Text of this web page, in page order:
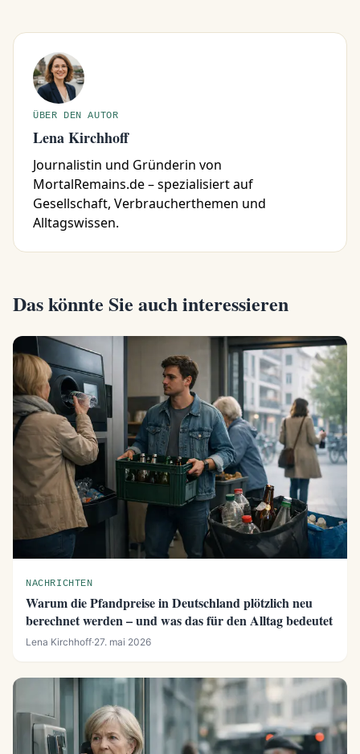
ÜBER DEN AUTOR
Lena Kirchhoff
Journalistin und Gründerin von
MortalRemains.de – spezialisiert auf
Gesellschaft, Verbraucherthemen und
Alltagswissen.
Das könnte Sie auch interessieren
NACHRICHTEN
Warum die Pfandpreise in Deutschland plötzlich neu
berechnet werden – und was das für den Alltag bedeutet
Lena Kirchhoff·27. mai 2026